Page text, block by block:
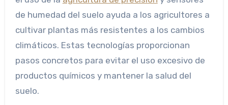
de humedad del suelo ayuda a los agricultores a
cultivar plantas más resistentes a los cambios
climáticos. Estas tecnologías proporcionan
pasos concretos para evitar el uso excesivo de
productos químicos y mantener la salud del
suelo.